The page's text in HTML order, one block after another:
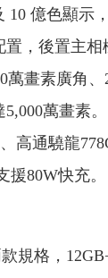
10 億色顯示
，後置主相
萬畫素廣角
萬畫素
高通驍龍
援80W快充。
規格，